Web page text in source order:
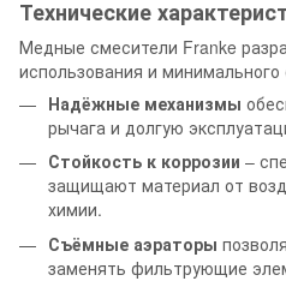
Технические
Медные смесители Franke
использования и
Надёжные механизмы
рычага и долгую
Стойкость к коррозии –
защищают материал от
химии.
Съёмные аэраторы
заменять фильтрующие